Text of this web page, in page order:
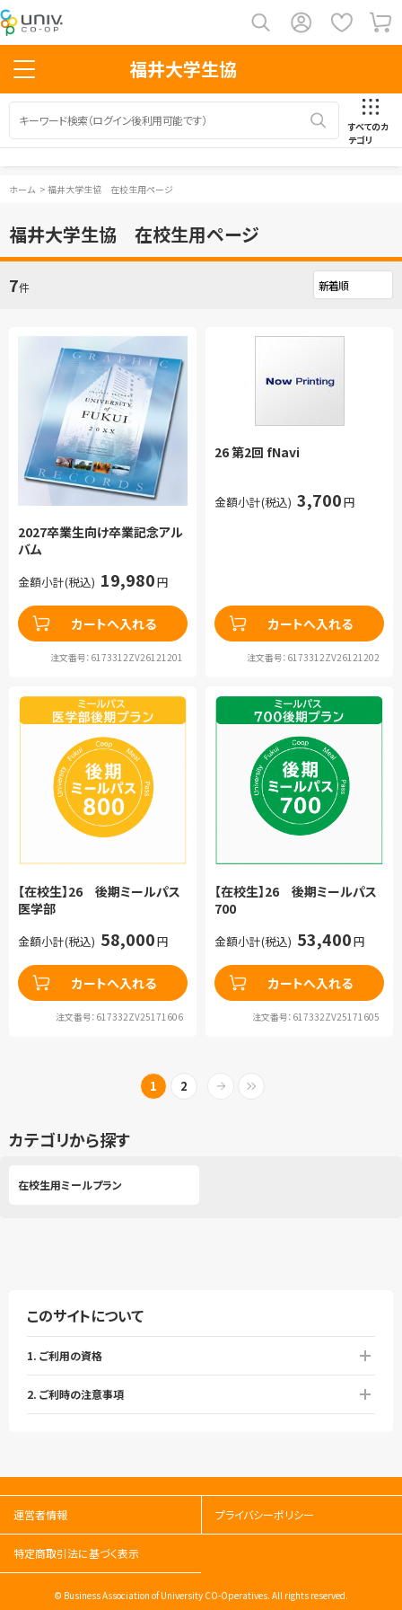
福井大学生協
すべてのカ
テゴリ
ホーム > 福井大学生協 在校生用ページ
福井大学生協 在校生用ページ
7件
2027卒業生向け卒業記念アル
バム
金額小計(税込) 19,980円
カートへ入れる
注文番号：6173312ZV26121201
26 第2回 fNavi
金額小計(税込) 3,700円
カートへ入れる
注文番号：6173312ZV26121202
【在校生】26 後期ミールパス
医学部
金額小計(税込) 58,000円
カートへ入れる
注文番号：617332ZV25171606
【在校生】26 後期ミールパス
700
金額小計(税込) 53,400円
カートへ入れる
注文番号：617332ZV25171605
1 2
カテゴリから探す
在校生用ミールプラン
このサイトについて
1. ご利用の資格
2. ご利時の注意事項
運営者情報 プライバシーポリシー
特定商取引法に基づく表示
© Business Association of University CO-Operatives. All rights reserved.